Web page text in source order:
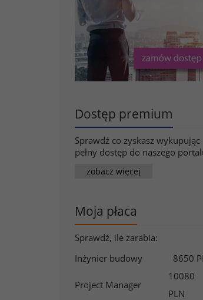
Dostęp premium
Sprawdź co zyskasz wykupując
pełny dostęp do naszego
zobacz więcej
Moja płaca
Sprawdź, ile zarabia:
Inżynier budowy
8650
Project Manager
10080
PLN